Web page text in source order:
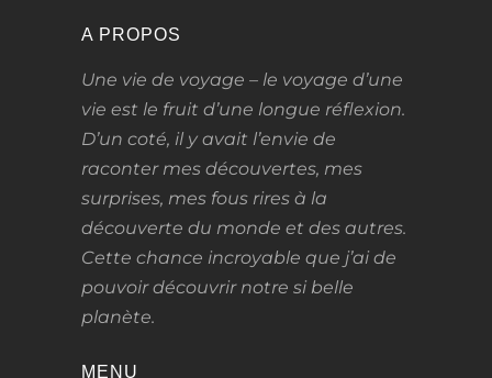
A PROPOS
Une vie de voyage – le voyage d’une
vie est le fruit d’une longue réflexion.
D’un coté, il y avait l’envie de
raconter mes découvertes, mes
surprises, mes fous rires à la
découverte du monde et des autres.
Cette chance incroyable que j’ai de
pouvoir découvrir notre si belle
planète.
MENU